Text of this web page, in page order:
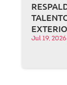
Jul 19, 2026